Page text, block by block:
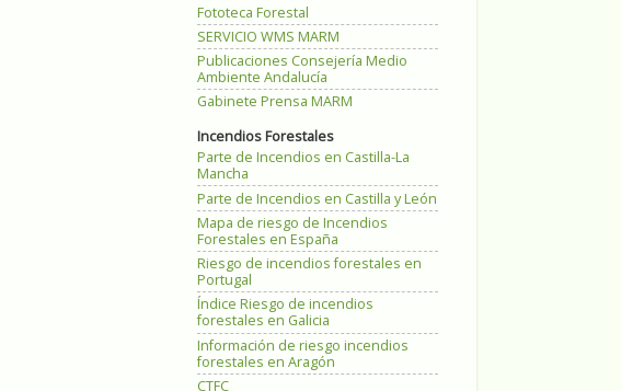
Fototeca Forestal
SERVICIO WMS MARM
Publicaciones Consejería Medio
Ambiente Andalucía
Gabinete Prensa MARM
Incendios Forestales
Parte de Incendios en Castilla-La
Mancha
Parte de Incendios en Castilla y León
Mapa de riesgo de Incendios
Forestales en España
Riesgo de incendios forestales en
Portugal
Índice Riesgo de incendios
forestales en Galicia
Información de riesgo incendios
forestales en Aragón
CTFC